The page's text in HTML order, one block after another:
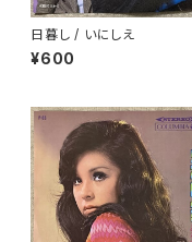
日暮し / いにしえ
¥600